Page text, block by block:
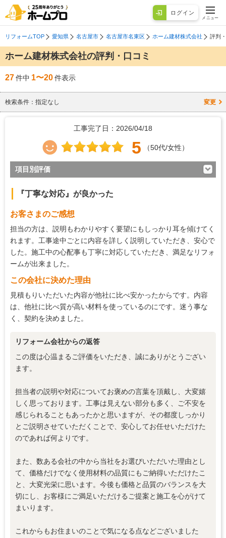
ログイン
メニュー
リフォームTOP 愛知県 名古屋市 名古屋市名東区 ホーム建材株式会社 評判
ホーム建材株式会社の評判・口コミ
27件中 1〜20件表示
検索条件： 指定なし 変更
工事完了日：2026/04/18
5 （50代/女性）
項目別評価
説明の分かりやすさ 5
施工の段取り・管理 5
作業中の配慮
仕上がり 5
価格の納得感 5
『丁寧な対応』が良かった
お客さまのご感想
担当の方は、説明もわかりやすく要望にもしっかり耳を傾けてく
れます。工事途中ごとに内容を詳しく説明していただき、安心で
した。施工中の心配事も丁寧に対応していただき、満足なリフォ
ームが出来ました。
この会社に決めた理由
見積もりいただいた内容が他社に比べ安かったからです。内容
は、他社に比べ質が高い材料を使っているのにです。迷う事な
く、契約を決めました。
リフォーム会社からの返答
この度は心温まるご評価をいただき、誠にありがとうござい
ます。
担当者の説明や対応についてお褒めの言葉を頂戴し、大変嬉
しく思っております。工事は見えない部分も多く、ご不安を
感じられることもあったかと思いますが、その都度しっかり
とご説明させていただくことで、安心してお任せいただけた
のであれば何よりです。
また、数ある会社の中から当社をお選びいただいた理由とし
て、価格だけでなく使用材料の品質にもご納得いただけたこ
と、大変光栄に思います。今後も価格と品質のバランスを大
切にし、お客様にご満足いただけるご提案と施工を心がけて
まいります。
これからもお住まいのことで気になる点などございました